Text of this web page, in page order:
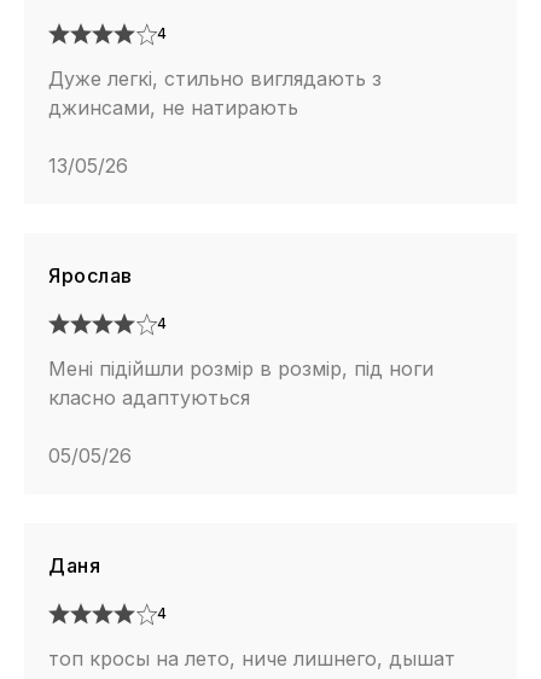
4
Дуже легкі, стильно виглядають з
джинсами, не натирають
13/05/26
Ярослав
4
Мені підійшли розмір в розмір, під ноги
класно адаптуються
05/05/26
Даня
4
топ кросы на лето, ниче лишнего, дышат